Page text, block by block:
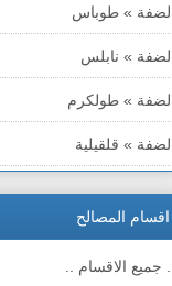
» طوباس
» نابلس
» طولكرم
» قلقيلية
الضفة » رام الله والبيره
» أريحا
اقسام المصالح
.. جميع الاقسام ..